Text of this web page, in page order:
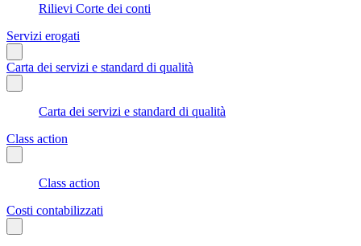
Rilievi Corte dei conti
Servizi erogati
Carta dei servizi e standard di qualità
Carta dei servizi e standard di qualità
Class action
Class action
Costi contabilizzati